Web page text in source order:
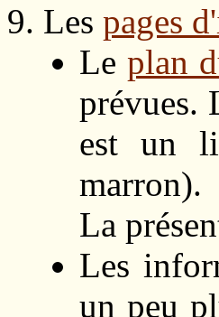
Les pages
Le plan
prévues.
est un
marron).
La
Les
un peu